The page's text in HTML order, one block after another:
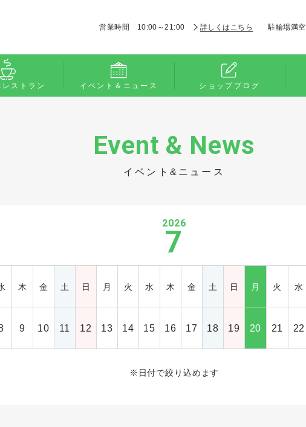
営業時間 10:00～21:00 詳しくはこちら 駐輪場満空
ストラン イベント＆ニュース ショップブログ
Event & News
イベント&ニュース
2026
7
木 金 土 日 月 火 水 木 金 土 日 月 火 水
9 10 11 12 13 14 15 16 17 18 19 20 21 22
※ 日付で絞り込めます